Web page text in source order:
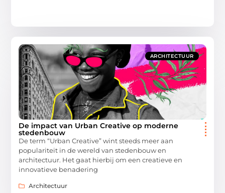
ARCHITECTUUR
De impact van Urban Creative op moderne
stedenbouw
De term “Urban Creative” wint steeds meer aan
populariteit in de wereld van stedenbouw en
architectuur. Het gaat hierbij om een creatieve en
innovatieve benadering
Architectuur